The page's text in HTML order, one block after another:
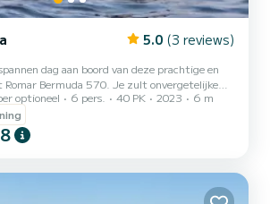
5.0 (3 reviews)
dag aan boord van deze prachtige en
Bermuda 570. Je zult onvergetelijke
je vrienden en dierbaren. Je krijgt de kans
plekken in onze zee te ontdekken en te
is uitgerust met een 40
waarmee je soepel en veilig langs de
betoverende eiland Capri en andere
optioneel 6 pers. 40 PK 2023
6 m